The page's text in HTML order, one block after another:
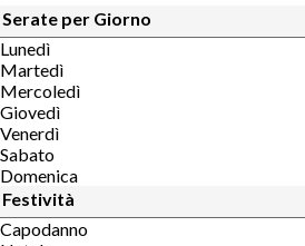
Serate per Giorno
Lunedì
Martedì
Mercoledì
Giovedì
Venerdì
Sabato
Domenica
Festività
Capodanno